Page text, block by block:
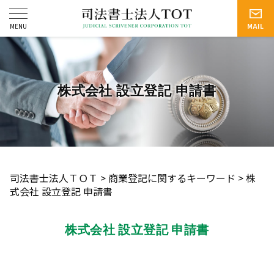
株式会社 設立登記 申請書
司法書士法人ＴＯＴ > 商業登記に関するキーワード >株
式会社 設立登記 申請書
株式会社 設立登記 申請書